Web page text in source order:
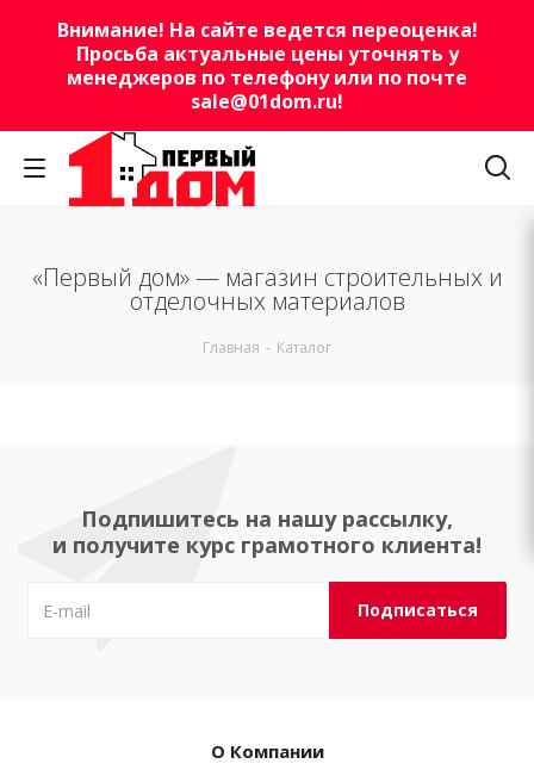
Внимание! На сайте ведется переоценка!
Просьба актуальные цены уточнять у
менеджеров по телефону или по почте
sale@01dom.ru!
«Первый дом» — магазин строительных и
отделочных материалов
Главная - Каталог
Подпишитесь на нашу рассылку,
и получите курс грамотного клиента!
О Компании